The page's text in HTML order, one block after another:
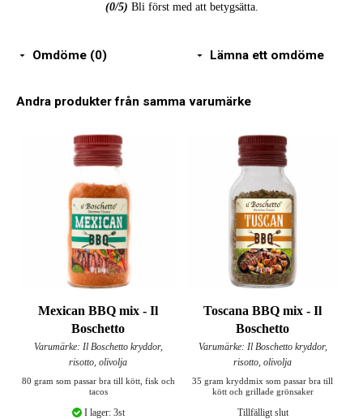
(0/5) Bli först med att betygsätta.
Omdöme (0) Lämna ett omdöme
Andra produkter från samma varumärke
Mexican BBQ mix - Il
Boschetto
Varumärke: Il Boschetto kryddor,
risotto, olivolja
80 gram som passar bra till kött, fisk och
tacos
I lager: 3st
Toscana BBQ mix - Il
Boschetto
Varumärke: Il Boschetto kryddor,
risotto, olivolja
35 gram kryddmix som passar bra till
kött och grillade grönsaker
Tillfälligt slut